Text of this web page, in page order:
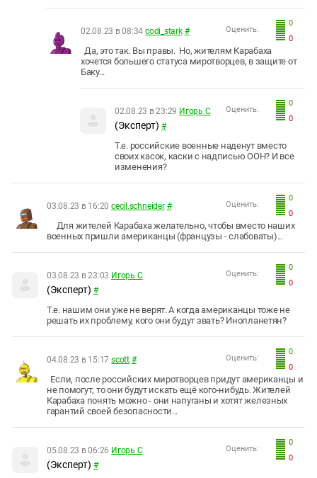
0
0
Оценить:
02.08.23 в 08:34 codi_stark #
Да, это так. Вы правы. Но, жителям Карабаха
хочется большего статуса миротворцев, в защите от
Баку...
0
0
Оценить:
02.08.23 в 23:29 Игорь С
(Эксперт) #
Т.е. российские военные наденут вместо
своих касок, каски с надписью ООН? И все
изменения?
0
0
Оценить:
03.08.23 в 16:20 cecil.schneider #
Для жителей Карабаха желательно, чтобы вместо наших
военных пришли американцы (французы - слабоваты)...
0
0
Оценить:
03.08.23 в 23:03 Игорь С
(Эксперт) #
Т.е. нашим они уже не верят. А когда американцы тоже не
решать их проблему, кого они будут звать? Инопланетян?
0
0
Оценить:
04.08.23 в 15:17 scott #
Если, после российских миротворцев придут американцы и
не помогут, то они будут искать ещё кого-нибудь. Жителей
Карабаха понять можно - они напуганы и хотят железных
гарантий своей безопасности...
0
0
Оценить:
05.08.23 в 06:26 Игорь С
(Эксперт) #